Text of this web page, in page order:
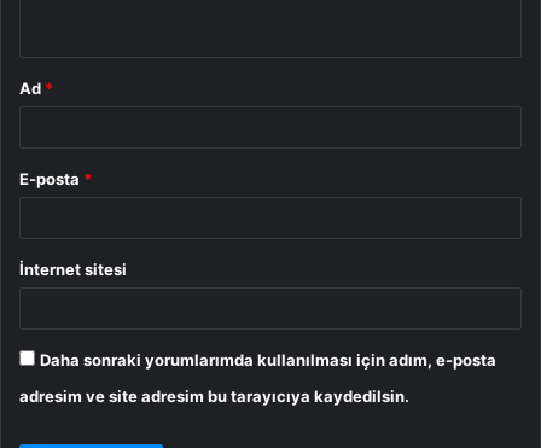
Ad *
E-posta *
İnternet sitesi
Daha sonraki yorumlarımda kullanılması için adım, e-posta
adresim ve site adresim bu tarayıcıya kaydedilsin.